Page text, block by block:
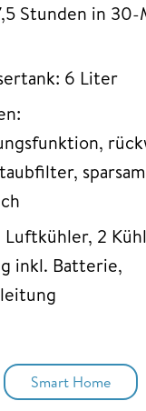
Stunden in
6 Liter
2
inkl. Batterie,
Smart Home